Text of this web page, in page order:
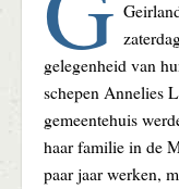
gelegenheid van
schepen Annelies
gemeentehuis
haar familie in de
paar jaar werken,